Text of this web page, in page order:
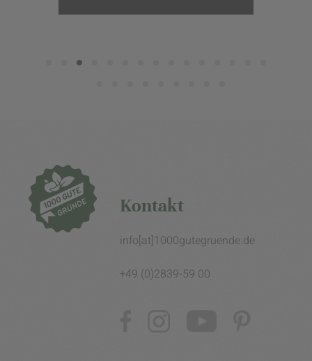
Kontakt
info[at]1000gutegruende.de
+49 (0)2839-59 00